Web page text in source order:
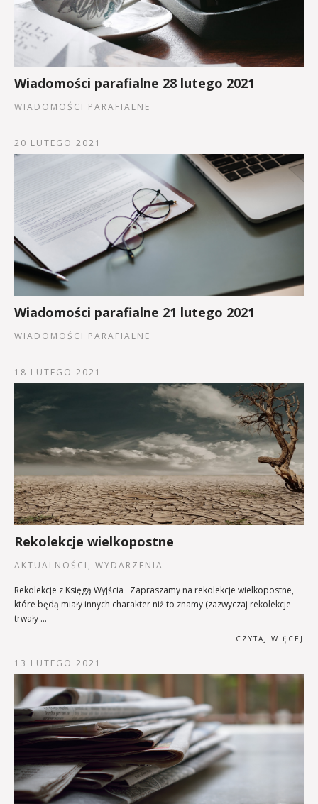
Wiadomości parafialne 28 lutego 2021
WIADOMOŚCI PARAFIALNE
20 LUTEGO 2021
Wiadomości parafialne 21 lutego 2021
WIADOMOŚCI PARAFIALNE
18 LUTEGO 2021
Rekolekcje wielkopostne
AKTUALNOŚCI, WYDARZENIA
Rekolekcje z Księgą Wyjścia Zapraszamy na rekolekcje wielkopostne,
które będą miały innych charakter niż to znamy (zazwyczaj rekolekcje
trwały …
CZYTAJ WIĘCEJ
13 LUTEGO 2021